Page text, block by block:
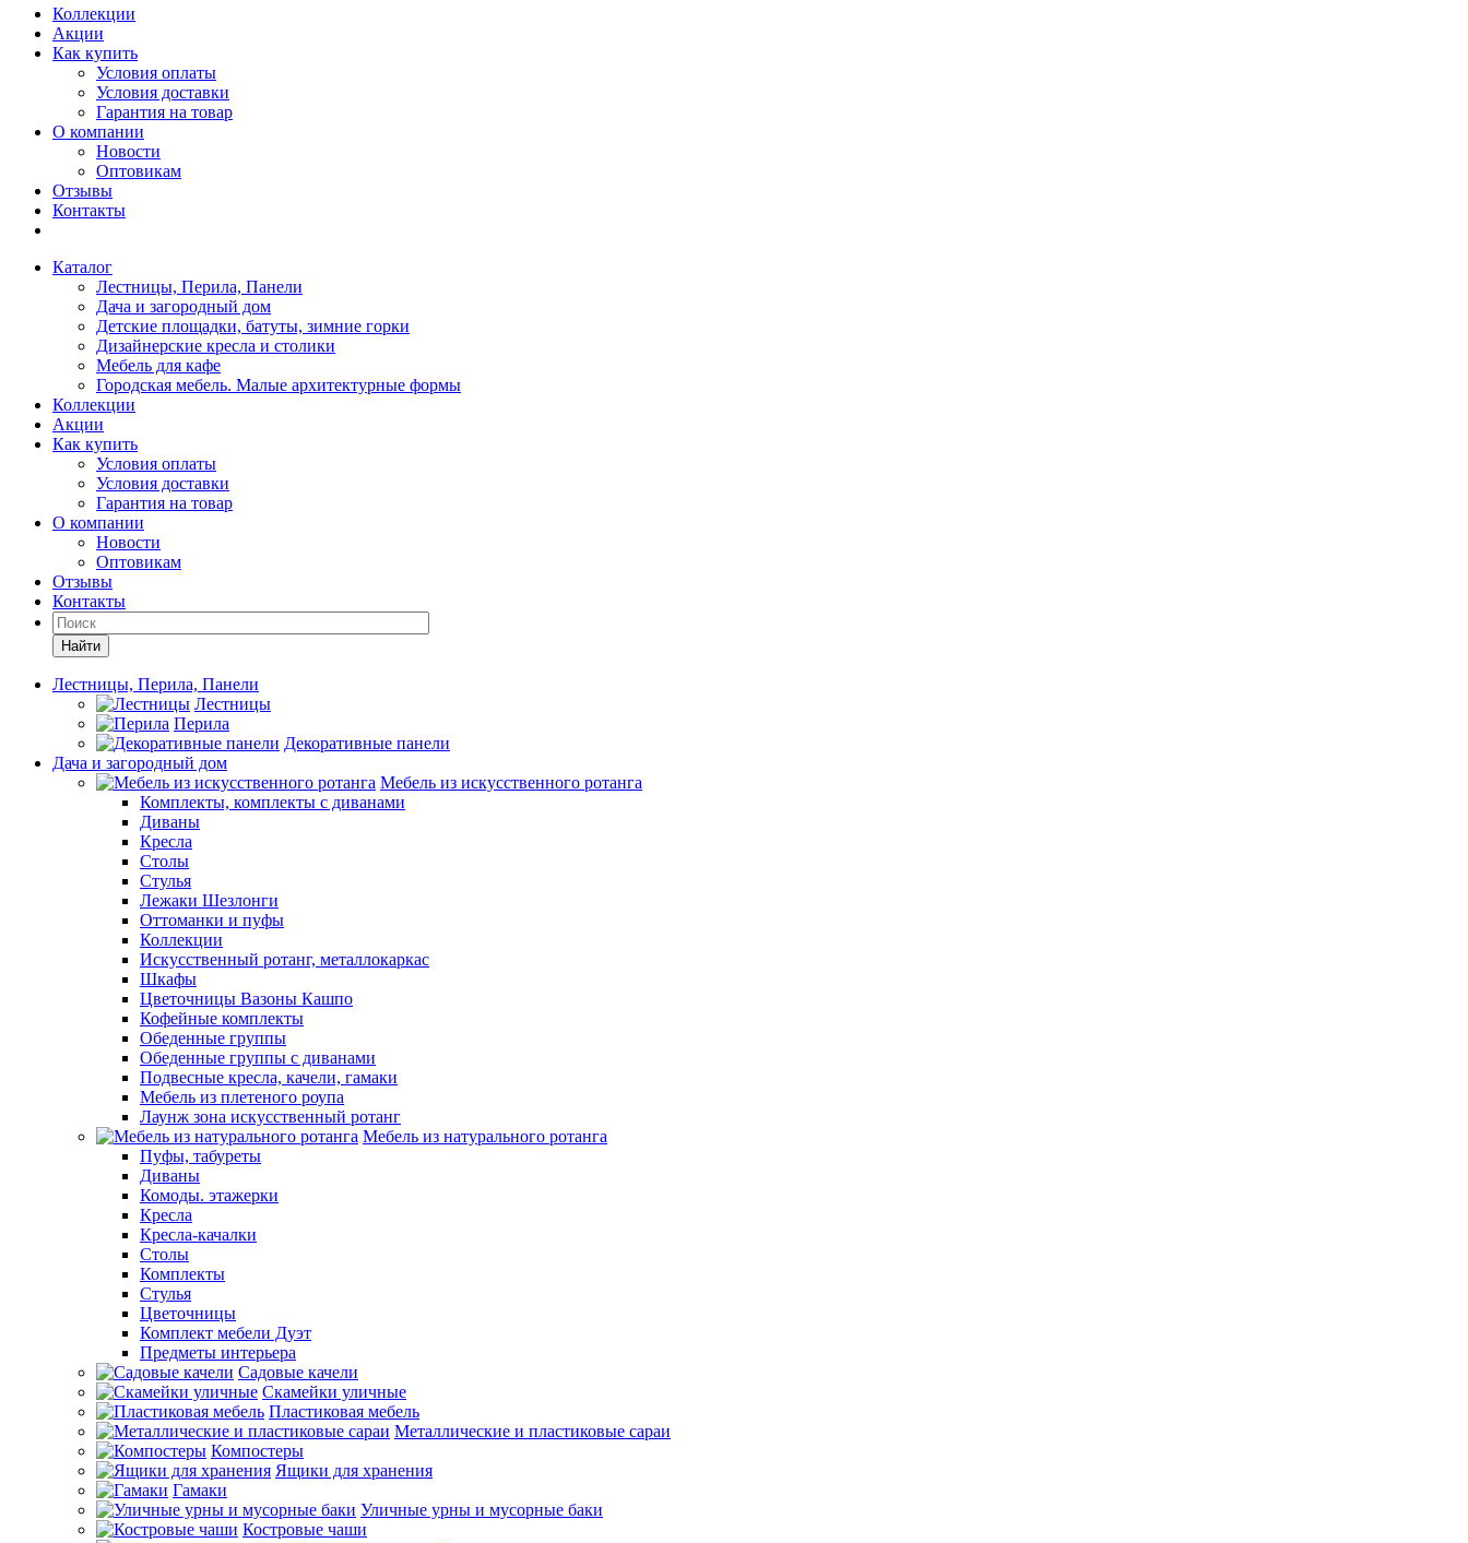
Коллекции
Акции
Как купить
Условия оплаты
Условия доставки
Гарантия на товар
О компании
Новости
Оптовикам
Отзывы
Контакты
Каталог
Лестницы, Перила, Панели
Дача и загородный дом
Детские площадки, батуты, зимние горки
Дизайнерские кресла и столики
Мебель для кафе
Городская мебель. Малые архитектурные формы
Коллекции
Акции
Как купить
Условия оплаты
Условия доставки
Гарантия на товар
О компании
Новости
Оптовикам
Отзывы
Контакты
Найти
Лестницы, Перила, Панели
Лестницы
Перила
Декоративные панели
Дача и загородный дом
Мебель из искусственного ротанга
Комплекты, комплекты с диванами
Диваны
Кресла
Столы
Стулья
Лежаки Шезлонги
Оттоманки и пуфы
Коллекции
Искусственный ротанг, металлокаркас
Шкафы
Цветочницы Вазоны Кашпо
Кофейные комплекты
Обеденные группы
Обеденные группы с диванами
Подвесные кресла, качели, гамаки
Мебель из плетеного роупа
Лаунж зона искусственный ротанг
Мебель из натурального ротанга
Пуфы, табуреты
Диваны
Комоды. этажерки
Кресла
Кресла-качалки
Столы
Комплекты
Стулья
Цветочницы
Комплект мебели Дуэт
Предметы интерьера
Садовые качели
Скамейки уличные
Пластиковая мебель
Металлические и пластиковые сараи
Компостеры
Ящики для хранения
Гамаки
Уличные урны и мусорные баки
Костровые чаши